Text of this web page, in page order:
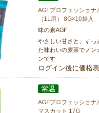
AGFプロフェッショナ
（1L用） 8G×10袋入
味の素AGF
やさしい甘さと、すっ
た味わいの麦茶でノン
ンです
ログイン後に価格
AGFプロフェッショナ
マスカット 17G